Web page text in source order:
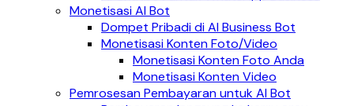
Monetisasi AI Bot
Dompet Pribadi di AI Business Bot
Monetisasi Konten Foto/Video
Monetisasi Konten Foto Anda
Monetisasi Konten Video
Pemrosesan Pembayaran untuk AI Bot